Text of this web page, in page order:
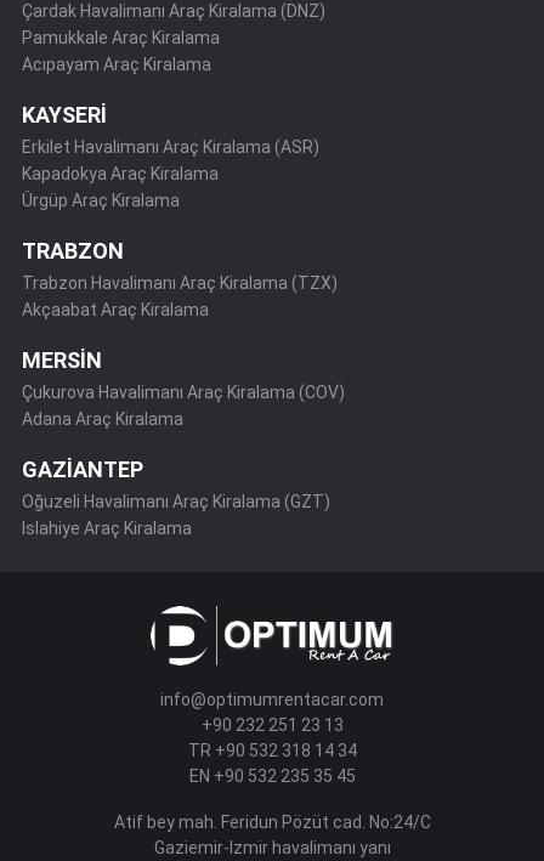
Çardak Havalimanı Araç Kiralama (DNZ)
Pamukkale Araç Kiralama
Acıpayam Araç Kiralama
KAYSERİ
Erkilet Havalimanı Araç Kiralama (ASR)
Kapadokya Araç Kiralama
Ürgüp Araç Kiralama
TRABZON
Trabzon Havalimanı Araç Kiralama (TZX)
Akçaabat Araç Kiralama
MERSİN
Çukurova Havalimanı Araç Kiralama (COV)
Adana Araç Kiralama
GAZİANTEP
Oğuzeli Havalimanı Araç Kiralama (GZT)
Islahiye Araç Kiralama
info@optimumrentacar.com
+90 232 251 23 13
TR +90 532 318 14 34
EN +90 532 235 35 45
Atif bey mah. Feridun Pözüt cad. No:24/C
Gaziemir-Izmir havalimanı yanı